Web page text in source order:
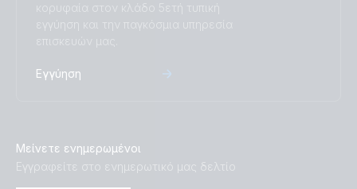
κορυφαία στον κλάδο 5ετή τυπική
εγγύηση και την παγκόσμια υπηρεσία
επισκευών μας.
Εγγύηση
Μείνετε ενημερωμένοι
Εγγραφείτε στο ενημερωτικό μας δελτίο